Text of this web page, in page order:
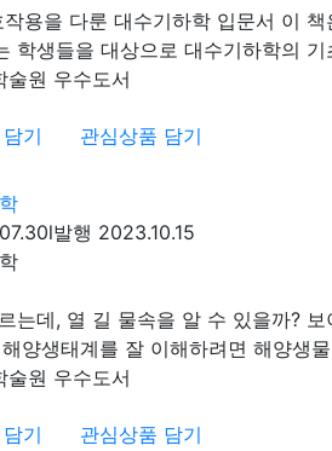
용을 다룬 대수기하학 입문서 이
학생들을 대상으로 대수기하학의
원 우수도서
기 관심상품 담기
l발행 2023.10.15
는데, 열 길 물속을 알 수 있을까?
양생태계를 잘 이해하려면 해양생
원 우수도서
기 관심상품 담기